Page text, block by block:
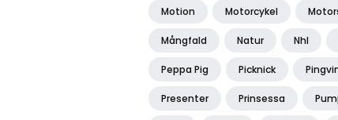
Motion Motorcykel
Mångfald Natur Nhl
Peppa Pig Picknick
Presenter Prinsessa